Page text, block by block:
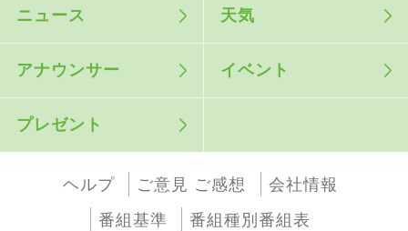
ニュース 天気
アナウンサー イベント
プレゼント
ヘルプ ご意見 ご感想
会社情報
番組基準
番組種別番組表